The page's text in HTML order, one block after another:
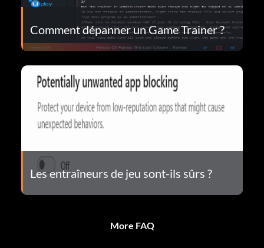
Comment dépanner un Game Trainer ?
Les entraîneurs de jeu sont-ils sûrs ?
More FAQ